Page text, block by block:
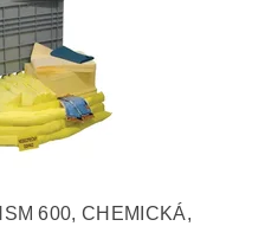
600, CHEMICKÁ,